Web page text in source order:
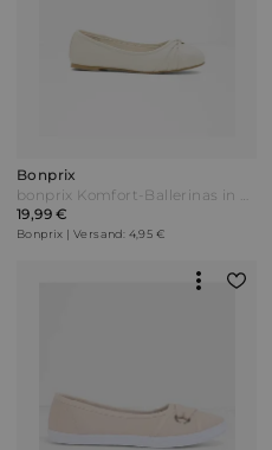
Bonprix
19,99 €
Bonprix | Versand: 4,95 €